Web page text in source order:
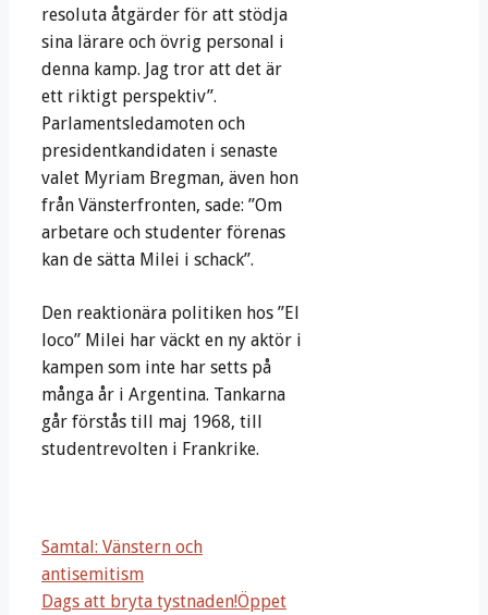
resoluta åtgärder för att stödja
sina lärare och övrig personal i
denna kamp. Jag tror att det är
ett riktigt perspektiv”.
Parlamentsledamoten och
presidentkandidaten i senaste
valet Myriam Bregman, även hon
från Vänsterfronten, sade: ”Om
arbetare och studenter förenas
kan de sätta Milei i schack”.
Den reaktionära politiken hos ”El
loco” Milei har väckt en ny aktör i
kampen som inte har setts på
många år i Argentina. Tankarna
går förstås till maj 1968, till
studentrevolten i Frankrike.
Samtal: Vänstern och
antisemitism
Dags att bryta tystnaden!Öppet